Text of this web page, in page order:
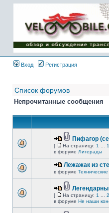
Имя пользователя:
Пароль:
{ LOG_ME_IN_SHORT
}
Вход
Регистрация
Список форумов
Непрочитанные сообщения
Пифагор
[ На страницу: 1
в форуме Лигерады
Лежажак из
в форуме
[ На страницу: 1
в форуме Не наши